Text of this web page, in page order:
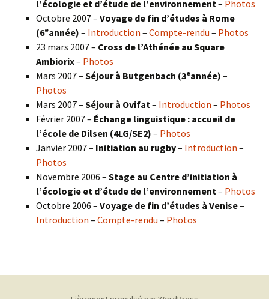
l’écologie et d’étude de l’environnement – Photos
Octobre 2007 – Voyage de fin d’études à Rome
(6eannée) – Introduction – Compte-rendu – Photos
23 mars 2007 – Cross de l’Athénée au Square
Ambiorix– Photos
Mars 2007 – Séjour à Butgenbach (3eannée) –
Photos
Mars 2007 – Séjour à Ovifat – Introduction – Photos
Février 2007 – Échange linguistique : accueil de
l’école de Dilsen (4LG/SE2) – Photos
Janvier 2007 – Initiation au rugby– Introduction –
Photos
Novembre 2006 – Stage au Centre d’initiation à
l’écologie et d’étude de l’environnement – Photos
Octobre 2006 – Voyage de fin d’études à Venise–
Introduction – Compte-rendu – Photos